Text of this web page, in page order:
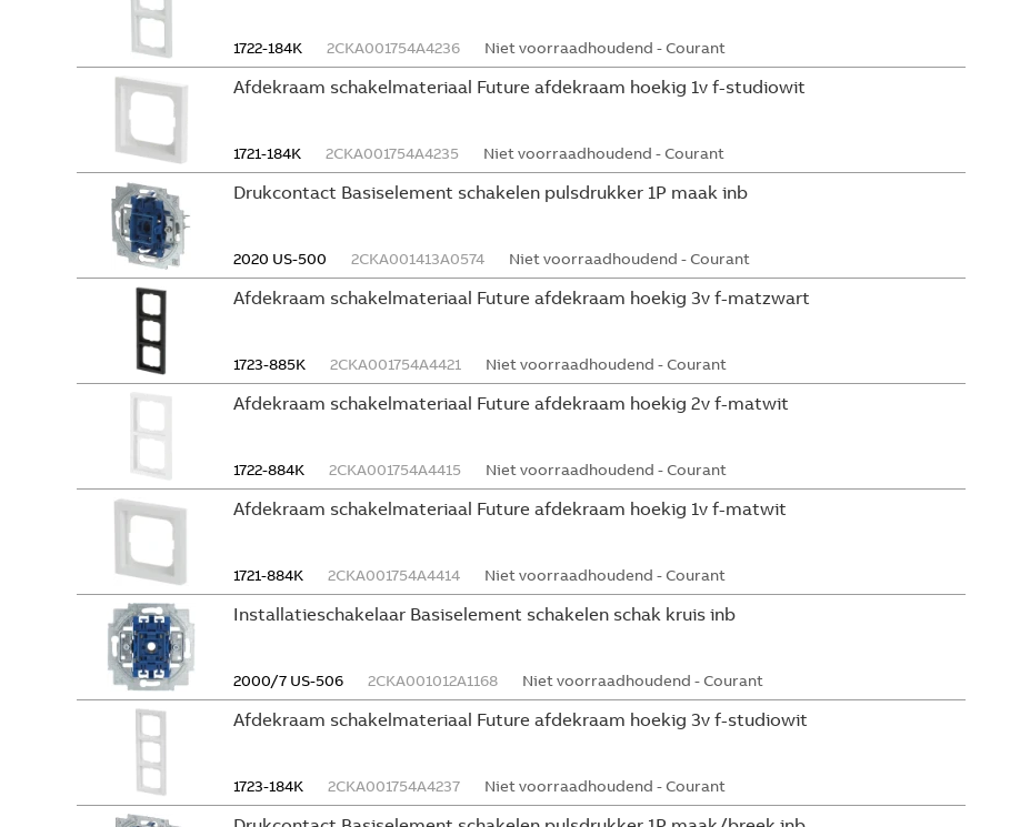
1722-184K 2CKA001754A4236 Niet voorraadhoudend - Courant
Afdekraam schakelmateriaal Future afdekraam hoekig 1v f-studiowit
1721-184K 2CKA001754A4235 Niet voorraadhoudend - Courant
Drukcontact Basiselement schakelen pulsdrukker 1P maak inb
2020 US-500 2CKA001413A0574 Niet voorraadhoudend - Courant
Afdekraam schakelmateriaal Future afdekraam hoekig 3v f-matzwart
1723-885K 2CKA001754A4421 Niet voorraadhoudend - Courant
Afdekraam schakelmateriaal Future afdekraam hoekig 2v f-matwit
1722-884K 2CKA001754A4415 Niet voorraadhoudend - Courant
Afdekraam schakelmateriaal Future afdekraam hoekig 1v f-matwit
1721-884K 2CKA001754A4414 Niet voorraadhoudend - Courant
Installatieschakelaar Basiselement schakelen schak kruis inb
2000/7 US-506 2CKA001012A1168 Niet voorraadhoudend - Courant
Afdekraam schakelmateriaal Future afdekraam hoekig 3v f-studiowit
1723-184K 2CKA001754A4237 Niet voorraadhoudend - Courant